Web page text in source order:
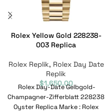
Rolex Yellow Gold 228238-
003 Replica
Rolex Replik, Rolex Day Date
Replik
$1,650.00
Rolex Day-Date Gelbgold-
Champagner-Zifferblatt 228238
Oyster Replica Marke : Rolex